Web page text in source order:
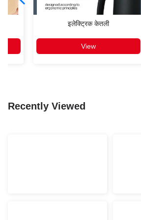
इलेक्ट्रिक केतली
View
Recently Viewed